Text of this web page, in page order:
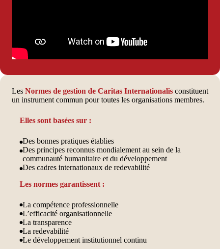
Les Normes de gestion de Caritas Internationalis constituent
un instrument commun pour toutes les organisations membres.
Elles sont basées sur :
Des bonnes pratiques établies
Des principes reconnus mondialement au sein de la
communauté humanitaire et du développement
Des cadres internationaux de redevabilité
Les normes garantissent :
La compétence professionnelle
L’efficacité organisationnelle
La transparence
La redevabilité
Le développement institutionnel continu